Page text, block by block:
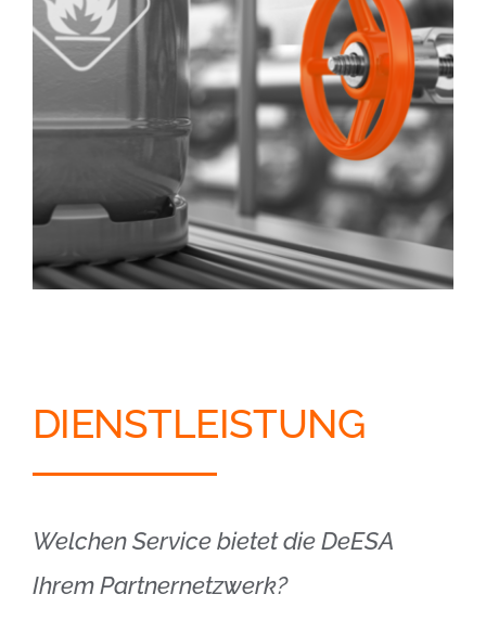
DIENSTLEISTUNG
Welchen Service bietet die DeESA
Ihrem Partnernetzwerk?